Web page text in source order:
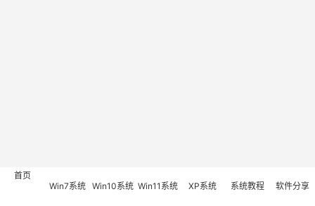
首页
Win7系统 Win10系统 Win11系统 XP系统 系统教程 软件分享